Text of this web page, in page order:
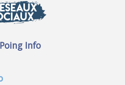
Info